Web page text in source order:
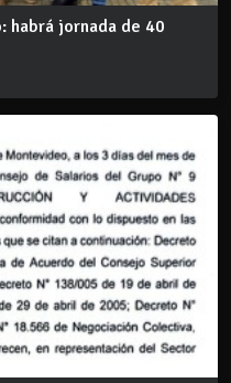
habrá jornada de 40